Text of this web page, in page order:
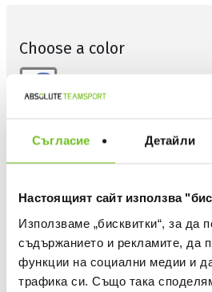
Съгласие Детайли
Настоящият сайт използва
Използваме „бисквитки“, за да
съдържанието и рекламите, да
функции на социални медии и
трафика си. Също така
Choose a color
Choose size
One Size
Quantity